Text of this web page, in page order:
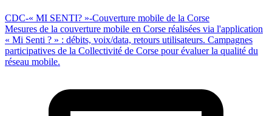
CDC-« MI SENTI? »-Couverture mobile de la Corse
Mesures de la couverture mobile en Corse réalisées via l'application
« Mi Senti ? » : débits, voix/data, retours utilisateurs. Campagnes
participatives de la Collectivité de Corse pour évaluer la qualité du
réseau mobile.